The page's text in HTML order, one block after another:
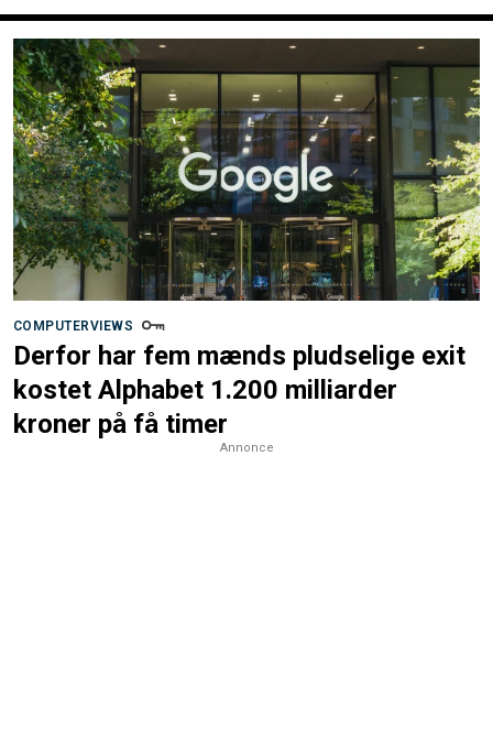
COMPUTERVIEWS
Derfor har fem mænds pludselige exit
kostet Alphabet 1.200 milliarder
kroner på få timer
Annonce